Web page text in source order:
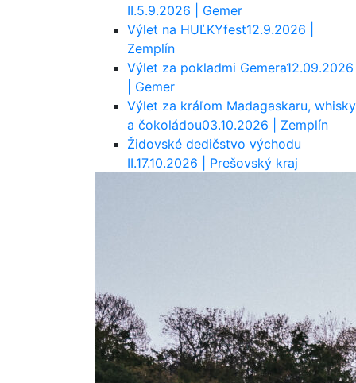
II.5.9.2026 | Gemer
Výlet na HUĽKYfest12.9.2026 |
Zemplín
Výlet za pokladmi Gemera12.09.2026
| Gemer
Výlet za kráľom Madagaskaru, whisky
a čokoládou03.10.2026 | Zemplín
Židovské dedičstvo východu
II.17.10.2026 | Prešovský kraj